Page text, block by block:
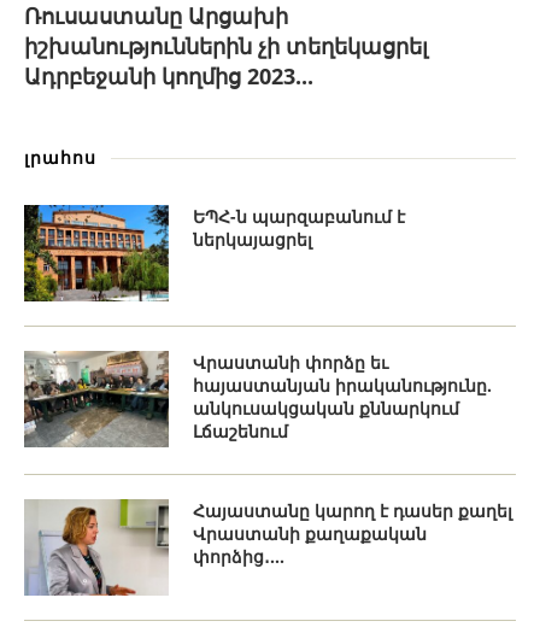
Ռուսաստանը Արցախի
իշխանություններին չի տեղեկացրել
Ադրբեջանի կողմից 2023...
լրահոս
ԵՊՀ-ն պարզաբանում է
ներկայացրել
Վրաստանի փորձը եւ
հայաստանյան իրականությունը.
անկուսակցական քննարկում
Լճաշենում
Հայաստանը կարող է դասեր քաղել
Վրաստանի քաղաքական
փորձից․...